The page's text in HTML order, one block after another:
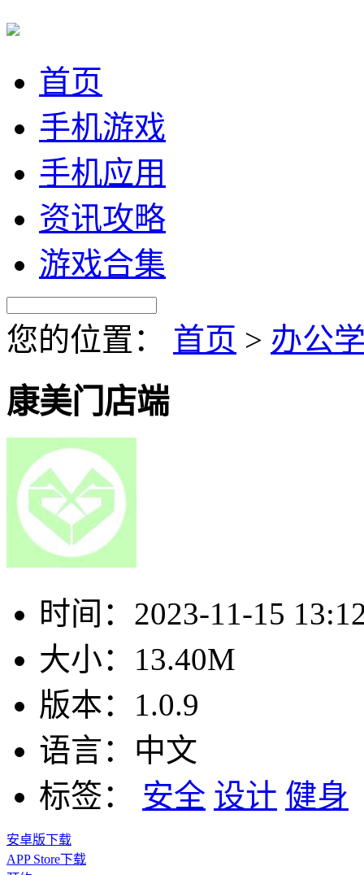
首页
手机游戏
手机应用
资讯攻略
游戏合集
您的位置： 首页 > 办公
康美门店端
时间： 2023-11-15
大小： 13.40M
版本： 1.0.9
语言： 中文
标签：
安全 设计 健身
安卓版下载
APP Store下载